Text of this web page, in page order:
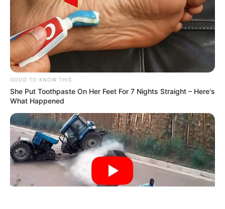
ΤΑΥΤΟΤΗΤΑ ΚΑΙ ΕΠΙΚΟΙΝΩΝΙΑ ΟΡΟΙ ΧΡΗΣΗΣ
© 2025 EVIANEWS του Γιώργου Κουτσελίνη
GOOD TO KNOW THIS
She Put Toothpaste On Her Feet For 7 Nights Straight – Here's
What Happened